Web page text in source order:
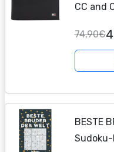
CC and
74,90€
BESTE